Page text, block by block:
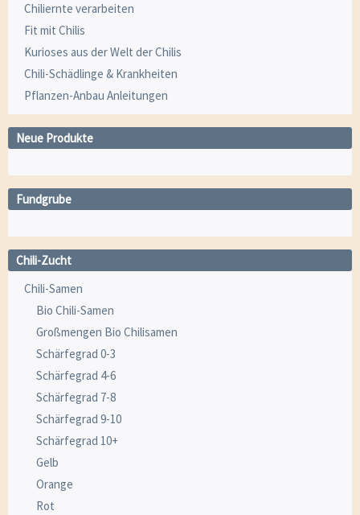
Chiliernte verarbeiten
Fit mit Chilis
Kurioses aus der Welt der Chilis
Chili-Schädlinge & Krankheiten
Pflanzen-Anbau Anleitungen
Neue Produkte
Fundgrube
Chili-Zucht
Chili-Samen
Bio Chili-Samen
Großmengen Bio Chilisamen
Schärfegrad 0-3
Schärfegrad 4-6
Schärfegrad 7-8
Schärfegrad 9-10
Schärfegrad 10+
Gelb
Orange
Rot